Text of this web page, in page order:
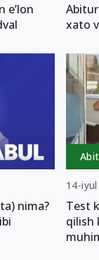
e’lon
xato
nima?
14-
Test
qilish